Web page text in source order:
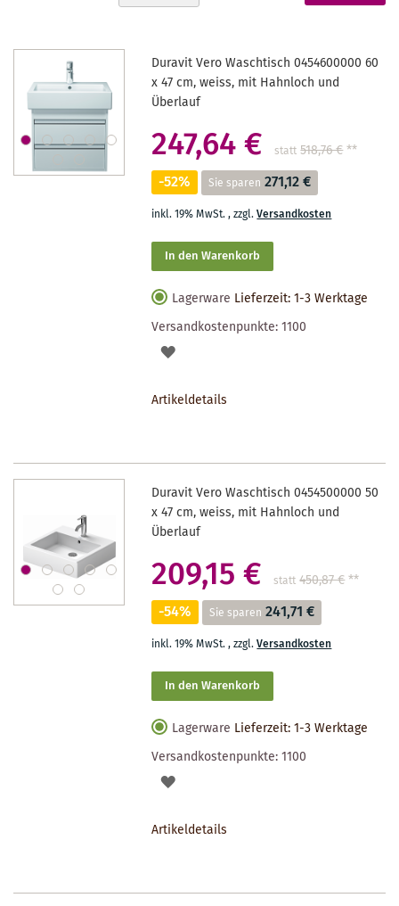
gerade
Duravit Vero Waschtisch 0454600000 60
x 47 cm, weiss, mit Hahnloch und
Überlauf
247,64 € statt 518,76 €**
-52% Sie sparen 271,12 €
inkl. 19% MwSt.,zzgl.Versandkosten
In den Warenkorb
Lagerware Lieferzeit: 1-3 Werktage
Versandkostenpunkte:1100
AUF
Artikeldetails
Duravit Vero Waschtisch 0454500000 50
x 47 cm, weiss, mit Hahnloch und
Überlauf
209,15 € statt 450,87 €**
-54% Sie sparen 241,71 €
inkl. 19% MwSt.,zzgl.Versandkosten
In den Warenkorb
Lagerware Lieferzeit: 1-3 Werktage
Versandkostenpunkte:1100
AUF
Artikeldetails